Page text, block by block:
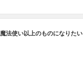
法使い以上のものになりたい